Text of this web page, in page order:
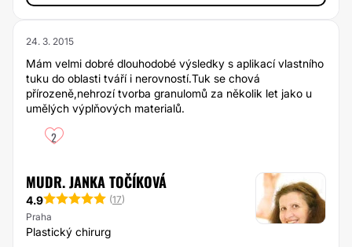
24. 3. 2015
Mám velmi dobré dlouhodobé výsledky s aplikací vlastního
tuku do oblasti tváří i nerovností.Tuk se chová
přírozeně,nehrozí tvorba granulomů za několik let jako u
umělých výplňových materialů.
2
MUDR. JANKA TOČÍKOVÁ
4.9 (17)
Praha
Plastický chirurg